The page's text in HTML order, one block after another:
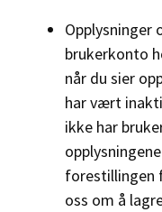
Opplysninger
brukerkonto
når du sier
har vært
ikke har
forestillingen
oss om å